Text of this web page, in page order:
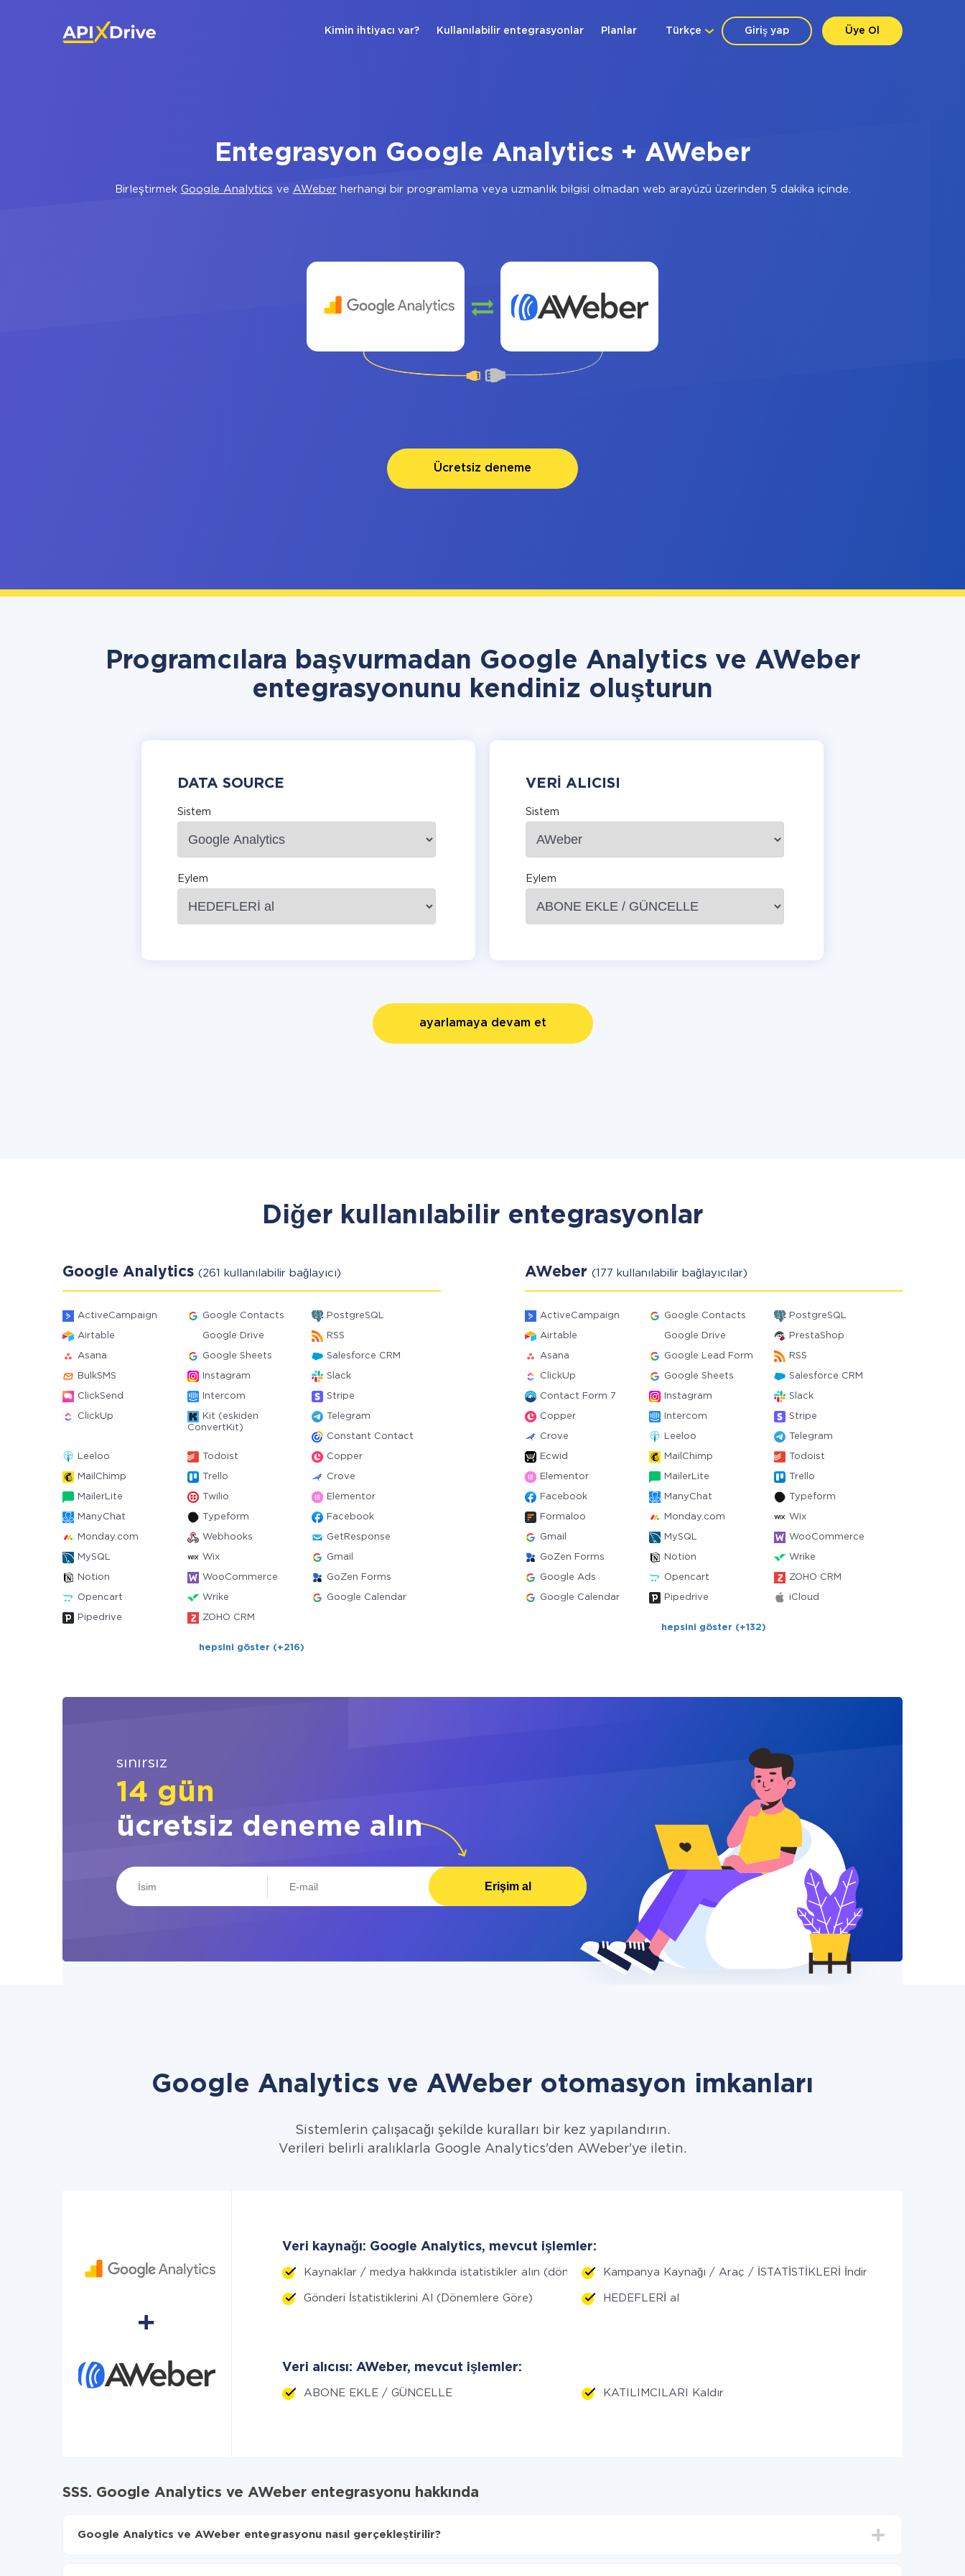
Giriş yap Üye Ol
Türkçe
Kimin ihtiyacı var? Kullanılabilir entegrasyonlar Planlar
Entegrasyon Google Analytics + AWeber
Birleştirmek Google Analytics ve AWeberherhangi bir programlama veya uzmanlık bilgisi olmadan web arayüzü üzerinden 5 dakika içinde.
Ücretsiz deneme
Programcılara başvurmadan Google Analytics ve AWeber
entegrasyonunu kendiniz oluşturun
DATA SOURCE
Sistem
Eylem
VERI ALICISI
Sistem
Eylem
ayarlamaya devam et
Diğer kullanılabilir entegrasyonlar
Google Analytics (261 kullanılabilir bağlayıcı)
ActiveCampaign Google Contacts PostgreSQL
Airtable Google Drive RSS
Asana Google Sheets Salesforce CRM
BulkSMS Instagram Slack
ClickSend Intercom Stripe
ClickUp
Kit (eskiden
ConvertKit)
Telegram
Constant Contact
Leeloo Todoist Copper
MailChimp Trello Crove
MailerLite Twilio Elementor
ManyChat Typeform Facebook
Monday.com Webhooks GetResponse
MySQL Wix Gmail
Notion WooCommerce GoZen Forms
Opencart Wrike Google Calendar
Pipedrive ZOHO CRM
hepsini göster (+216)
AWeber (177 kullanılabilir bağlayıcılar)
ActiveCampaign Google Contacts PostgreSQL
Airtable Google Drive PrestaShop
Asana Google Lead Form RSS
ClickUp Google Sheets Salesforce CRM
Contact Form 7 Instagram Slack
Copper Intercom Stripe
Crove Leeloo Telegram
Ecwid MailChimp Todoist
Elementor MailerLite Trello
Facebook ManyChat Typeform
Formaloo Monday.com Wix
Gmail MySQL WooCommerce
GoZen Forms Notion Wrike
Google Ads Opencart ZOHO CRM
Google Calendar Pipedrive iCloud
hepsini göster (+132)
sınırsız
14 gün
ücretsiz deneme alın
Erişim al
Google Analytics ve AWeber otomasyon imkanları
Sistemlerin çalışacağı şekilde kuralları bir kez yapılandırın.
Verileri belirli aralıklarla Google Analytics'den AWeber'ye iletin.
Veri kaynağı: Google Analytics, mevcut işlemler:
Kaynaklar / medya hakkında istatistikler alın (döneme göre)Kampanya Kaynağı / Araç / İSTATİSTİKLERİ İndir (döneme göre)
Gönderi İstatistiklerini Al (Dönemlere Göre) HEDEFLERİ al
Veri alıcısı: AWeber, mevcut işlemler:
ABONE EKLE / GÜNCELLE KATILIMCILARI Kaldır
SSS. Google Analytics ve AWeber entegrasyonu hakkında
Google Analytics ve AWeber entegrasyonu nasıl gerçekleştirilir?